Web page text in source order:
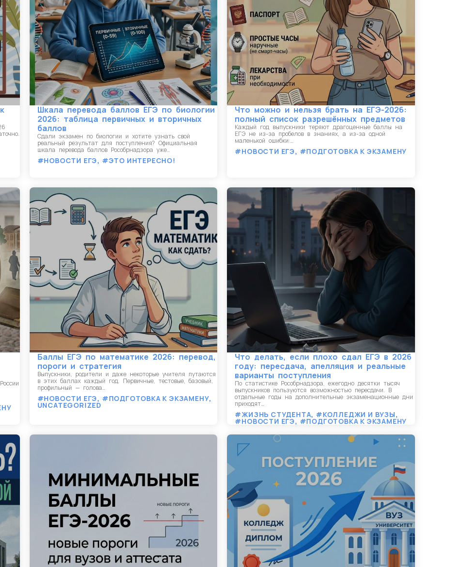
Шкала перевода баллов ЕГЭ по биологии
2026: таблица первичных и вторичных
баллов
Сдали экзамен по биологии и хотите узнать свой
реальный результат для поступления? Официальная
шкала перевода баллов Рособрнадзора уже…
#НОВОСТИ ЕГЭ, #ЭТО ИНТЕРЕСНО!
Что можно и нельзя брать на ЕГЭ-2026:
полный список разрешённых предметов
Каждый год выпускники теряют драгоценные баллы на
ЕГЭ не из-за пробелов в знаниях, а из-за одной
маленькой ошибки:…
#НОВОСТИ ЕГЭ, #ПОДГОТОВКА К ЭКЗАМЕНУ
Баллы ЕГЭ по математике 2026: перевод,
пороги и стратегия
Выпускники, родители и даже некоторые учителя путаются
в этих баллах каждый год. Первичные, тестовые, базовый,
профильный — голова…
#НОВОСТИ ЕГЭ, #ПОДГОТОВКА К ЭКЗАМЕНУ,
UNCATEGORIZED
Что делать, если плохо сдал ЕГЭ в 2026
году: пересдача, апелляция и реальные
варианты поступления
По статистике Рособрнадзора, ежегодно десятки тысяч
выпускников пользуются возможностью пересдачи. В
отдельные годы на дополнительные экзаменационные дни
приходят…
#ЖИЗНЬ СТУДЕНТА, #КОЛЛЕДЖИ И ВУЗЫ,
#НОВОСТИ ЕГЭ, #ПОДГОТОВКА К ЭКЗАМЕНУ